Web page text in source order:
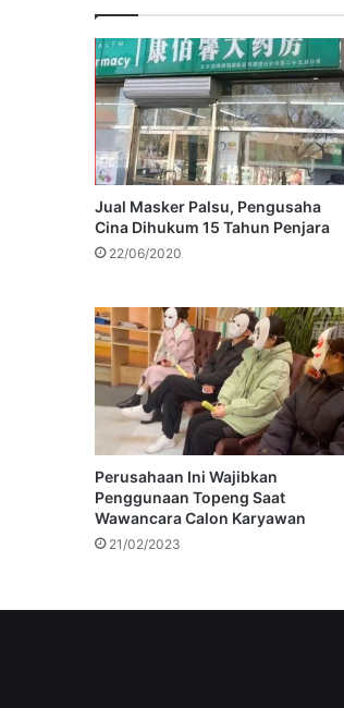
Jual Masker Palsu, Pengusaha
Cina Dihukum 15 Tahun Penjara
22/06/2020
Perusahaan Ini Wajibkan
Penggunaan Topeng Saat
Wawancara Calon Karyawan
21/02/2023